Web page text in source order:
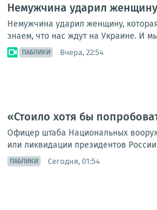
Немужчина ударил
Немужчина ударил женщину,
знаем, что нас ждут на Украине. И
ПАБЛИКИ Вчера, 22:54
«Стоило хотя бы
Офицер штаба Национальных
или ликвидации президентов
ПАБЛИКИ Сегодня, 01:54